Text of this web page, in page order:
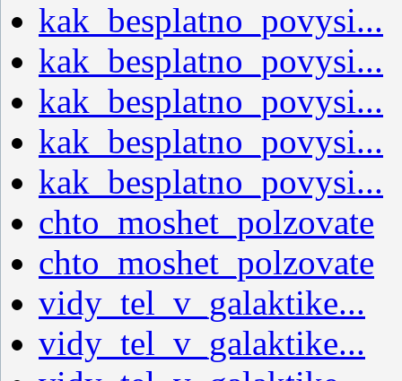
kak_besplatno_povysi...
kak_besplatno_povysi...
kak_besplatno_povysi...
kak_besplatno_povysi...
kak_besplatno_povysi...
chto_moshet_polzovate
chto_moshet_polzovate
vidy_tel_v_galaktike...
vidy_tel_v_galaktike...